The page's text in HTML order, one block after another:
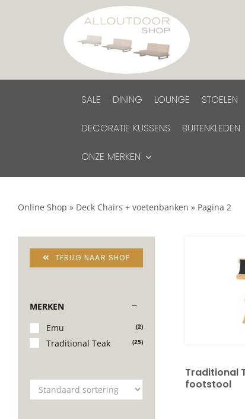
SALE DINING LOUNGE STOELEN
DECORATIE KUSSENS BUITENKLEDEN
ONZE MERKEN
Online Shop » Deck Chairs + voetenbanken » Pagina 2
Traditional
footstool
TERUG NAAR SHOP
MERKEN
Emu
(2)
Traditional Teak (25)